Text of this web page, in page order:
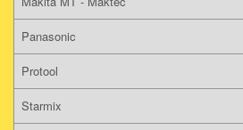
Panasonic
Protool
Starmix